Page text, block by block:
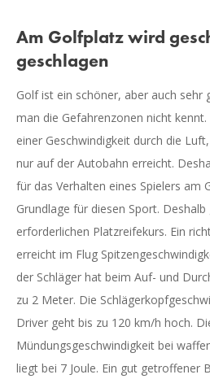
Am Golfplatz wird
geschlagen
Golf ist ein schöner, aber auch sehr
man die Gefahrenzonen nicht
einer Geschwindigkeit durch die
nur auf der Autobahn erreicht.
für das Verhalten eines Spielers am
Grundlage für diesen Sport.
erforderlichen Platzreifekurs. Ein
erreicht im Flug
der Schläger hat beim Auf- und
zu 2 Meter. Die
Driver geht bis zu 120 km/h hoch.
Mündungsgeschwindigkeit bei
liegt bei 7 Joule. Ein gut getroffener